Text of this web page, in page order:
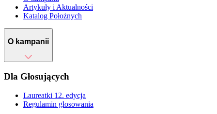
Artykuły i Aktualności
Katalog Położnych
O kampanii
Dla Głosujących
Laureatki 12. edycja
Regulamin głosowania